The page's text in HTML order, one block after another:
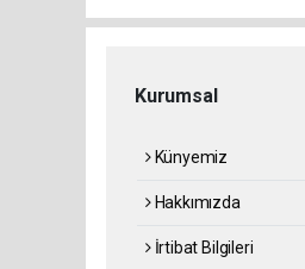
Kurumsal
Künyemiz
Hakkımızda
İrtibat Bilgileri